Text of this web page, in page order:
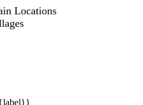
Locations